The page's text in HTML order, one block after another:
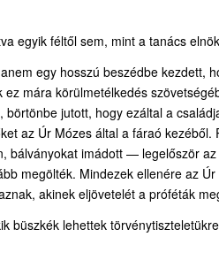
egyik féltől sem, mint a tanács
egy hosszú beszédbe kezdett,
ez mára körülmetélkedés
börtönbe jutott, hogy ezáltal a
az Úr Mózes által a fáraó
bálványokat imádott — legelőször
megölték. Mindezek ellenére az
akinek eljövetelét a próféták
büszkék lehettek